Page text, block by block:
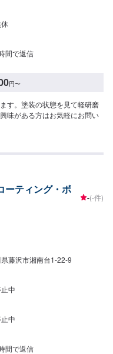
[Sサイズ]7,940円[Mサイ
間で返信
円〜
す。塗装の状態を見て軽研磨
味がある方はお気軽にお問い
ーティング・ボ
-(-件)
藤沢市湘南台1-22-9
中
中
間で返信